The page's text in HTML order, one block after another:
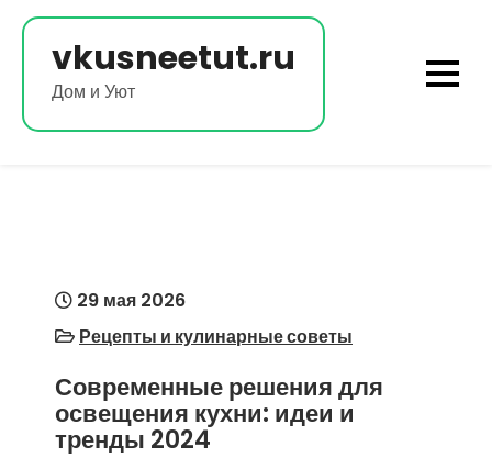
Перейти
содержимому
vkusneetut.ru
Дом и Уют
29 мая 2026
Рецепты и кулинарные советы
Современные решения для
освещения кухни: идеи и
тренды 2024